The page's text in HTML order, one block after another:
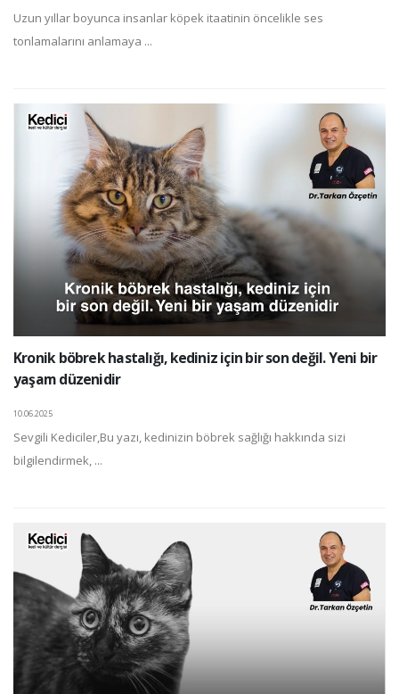
Uzun yıllar boyunca insanlar köpek itaatinin öncelikle ses
tonlamalarını anlamaya ...
Kronik böbrek hastalığı, kediniz için bir son değil. Yeni bir
yaşam düzenidir
10.06.2025
Sevgili Kediciler,Bu yazı, kedinizin böbrek sağlığı hakkında sizi
bilgilendirmek, ...